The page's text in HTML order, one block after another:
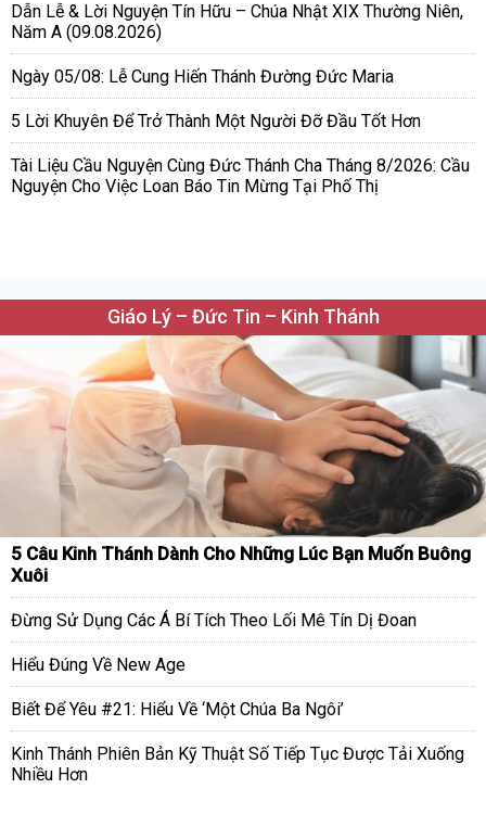
Dẫn Lễ & Lời Nguyện Tín Hữu – Chúa Nhật XIX Thường Niên,
Năm A (09.08.2026)
Ngày 05/08: Lễ Cung Hiến Thánh Đường Đức Maria
5 Lời Khuyên Để Trở Thành Một Người Đỡ Đầu Tốt Hơn
Tài Liệu Cầu Nguyện Cùng Đức Thánh Cha Tháng 8/2026: Cầu
Nguyện Cho Việc Loan Báo Tin Mừng Tại Phố Thị
Giáo Lý – Đức Tin – Kinh Thánh
5 Câu Kinh Thánh Dành Cho Những Lúc Bạn Muốn Buông
Xuôi
Đừng Sử Dụng Các Á Bí Tích Theo Lối Mê Tín Dị Đoan
Hiểu Đúng Về New Age
Biết Để Yêu #21: Hiểu Về ‘Một Chúa Ba Ngôi’
Kinh Thánh Phiên Bản Kỹ Thuật Số Tiếp Tục Được Tải Xuống
Nhiều Hơn